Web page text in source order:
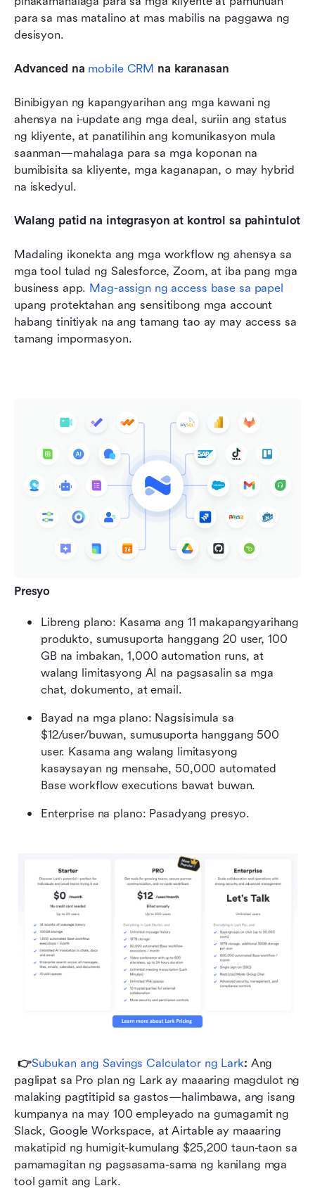
para sa mas matalino at mas mabilis na paggawa ng
desisyon.
Advanced na mobile CRM na karanasan
Binibigyan ng kapangyarihan ang mga kawani ng
ahensya na i-update ang mga deal, suriin ang status
ng kliyente, at panatilihin ang komunikasyon mula
saanman—mahalaga para sa mga koponan na
bumibisita sa kliyente, mga kaganapan, o may hybrid
na iskedyul.
Walang patid na integrasyon at kontrol sa pahintulot
Madaling ikonekta ang mga workflow ng ahensya sa
mga tool tulad ng Salesforce, Zoom, at iba pang mga
business app. Mag-assign ng access base sa papel
upang protektahan ang sensitibong mga account
habang tinitiyak na ang tamang tao ay may access sa
tamang impormasyon.
Presyo
Libreng plano: Kasama ang 11 makapangyarihang
produkto, sumusuporta hanggang 20 user, 100
GB na imbakan, 1,000 automation runs, at
walang limitasyong AI na pagsasalin sa mga
chat, dokumento, at email.
Bayad na mga plano: Nagsisimula sa
$12/user/buwan, sumusuporta hanggang 500
user. Kasama ang walang limitasyong
kasaysayan ng mensahe, 50,000 automated
Base workflow executions bawat buwan.
Enterprise na plano: Pasadyang presyo.
👉Subukan ang Savings Calculator ng Lark: Ang
paglipat sa Pro plan ng Lark ay maaaring magdulot ng
malaking pagtitipid sa gastos—halimbawa, ang isang
kumpanya na may 100 empleyado na gumagamit ng
Slack, Google Workspace, at Airtable ay maaaring
makatipid ng humigit-kumulang $25,200 taun-taon sa
pamamagitan ng pagsasama-sama ng kanilang mga
tool gamit ang Lark.